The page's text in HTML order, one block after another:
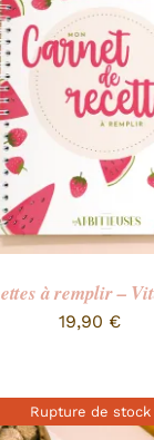
à remplir –
19,90 €
Rupture de stock